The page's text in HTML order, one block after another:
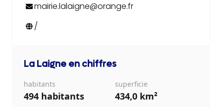
mairie.lalaigne@orange.fr
/
La Laigne en chiffres
habitants
494 habitants
superficie
434,0 km²